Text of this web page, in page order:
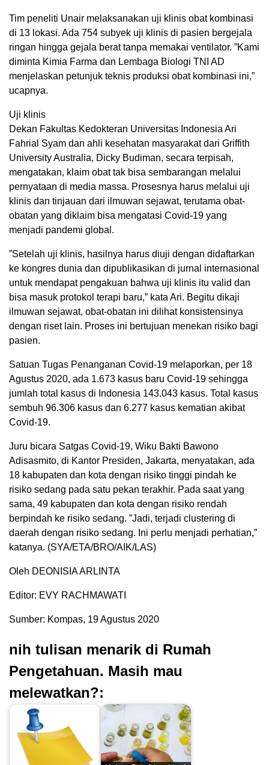
Tim peneliti Unair melaksanakan uji klinis obat kombinasi
di 13 lokasi. Ada 754 subyek uji klinis di pasien bergejala
ringan hingga gejala berat tanpa memakai ventilator. ”Kami
diminta Kimia Farma dan Lembaga Biologi TNI AD
menjelaskan petunjuk teknis produksi obat kombinasi ini,”
ucapnya.
Uji klinis
Dekan Fakultas Kedokteran Universitas Indonesia Ari
Fahrial Syam dan ahli kesehatan masyarakat dari Griffith
University Australia, Dicky Budiman, secara terpisah,
mengatakan, klaim obat tak bisa sembarangan melalui
pernyataan di media massa. Prosesnya harus melalui uji
klinis dan tinjauan dari ilmuwan sejawat, terutama obat-
obatan yang diklaim bisa mengatasi Covid-19 yang
menjadi pandemi global.
”Setelah uji klinis, hasilnya harus diuji dengan didaftarkan
ke kongres dunia dan dipublikasikan di jurnal internasional
untuk mendapat pengakuan bahwa uji klinis itu valid dan
bisa masuk protokol terapi baru,” kata Ari. Begitu dikaji
ilmuwan sejawat, obat-obatan ini dilihat konsistensinya
dengan riset lain. Proses ini bertujuan menekan risiko bagi
pasien.
Satuan Tugas Penanganan Covid-19 melaporkan, per 18
Agustus 2020, ada 1.673 kasus baru Covid-19 sehingga
jumlah total kasus di Indonesia 143.043 kasus. Total kasus
sembuh 96.306 kasus dan 6.277 kasus kematian akibat
Covid-19.
Juru bicara Satgas Covid-19, Wiku Bakti Bawono
Adisasmito, di Kantor Presiden, Jakarta, menyatakan, ada
18 kabupaten dan kota dengan risiko tinggi pindah ke
risiko sedang pada satu pekan terakhir. Pada saat yang
sama, 49 kabupaten dan kota dengan risiko rendah
berpindah ke risiko sedang. ”Jadi, terjadi clustering di
daerah dengan risiko sedang. Ini perlu menjadi perhatian,”
katanya. (SYA/ETA/BRO/AIK/LAS)
Oleh DEONISIA ARLINTA
Editor: EVY RACHMAWATI
Sumber: Kompas, 19 Agustus 2020
nih tulisan menarik di Rumah
Pengetahuan. Masih mau
melewatkan?: